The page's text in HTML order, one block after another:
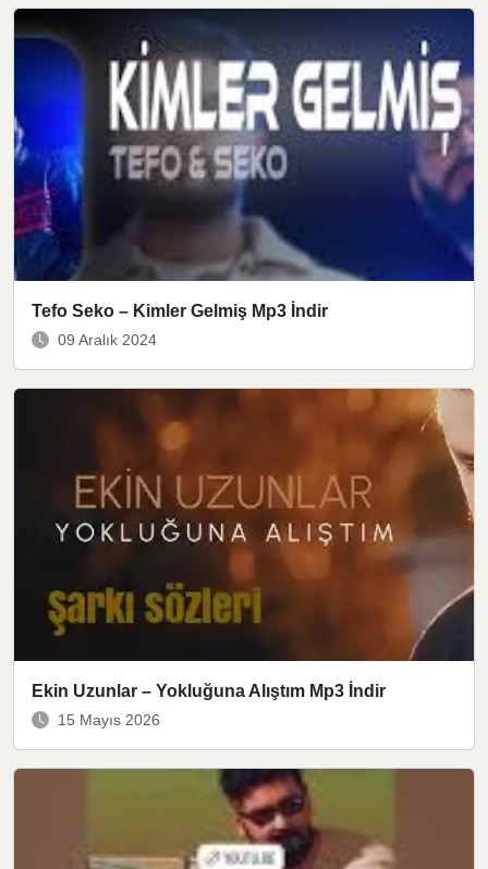
Tefo Seko – Kimler Gelmiş Mp3 İndir
09 Aralık 2024
Ekin Uzunlar – Yokluğuna Alıştım Mp3 İndir
15 Mayıs 2026